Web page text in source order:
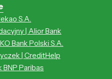
S.A.
| Alior Bank
Bank Polski S.A.
| CreditHelp
Paribas